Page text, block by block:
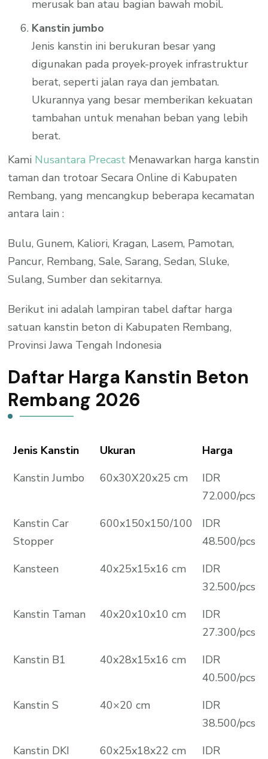
merusak ban atau bagian bawah mobil.
Kanstin jumbo
Jenis kanstin ini berukuran besar yang
digunakan pada proyek-proyek infrastruktur
berat, seperti jalan raya dan jembatan.
Ukurannya yang besar memberikan kekuatan
tambahan untuk menahan beban yang lebih
berat.
Kami Nusantara Precast Menawarkan harga kanstin
taman dan trotoar Secara Online di Kabupaten
Rembang, yang mencangkup beberapa kecamatan
antara lain :
Bulu, Gunem, Kaliori, Kragan, Lasem, Pamotan,
Pancur, Rembang, Sale, Sarang, Sedan, Sluke,
Sulang, Sumber dan sekitarnya.
Berikut ini adalah lampiran tabel daftar harga
satuan kanstin beton di Kabupaten Rembang,
Provinsi Jawa Tengah Indonesia
Daftar Harga Kanstin Beton
Rembang 2026
Jenis Kanstin Ukuran
Harga
Kanstin Jumbo
60x30X20x25 cm
IDR
72.000/pcs
Kanstin Car
Stopper
600x150x150/100
IDR
48.500/pcs
Kansteen
40x25x15x16 cm
IDR
32.500/pcs
Kanstin Taman
40x20x10x10 cm
IDR
27.300/pcs
Kanstin B1
40x28x15x16 cm
IDR
40.500/pcs
Kanstin S
40×20 cm
IDR
38.500/pcs
Kanstin DKI
60x25x18x22 cm
IDR